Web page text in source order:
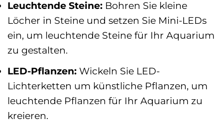
Leuchtende Steine: Bohren Sie kleine
Löcher in Steine und setzen Sie Mini-LEDs
ein, um leuchtende Steine für Ihr Aquarium
zu gestalten.
LED-Pflanzen: Wickeln Sie LED-
Lichterketten um künstliche Pflanzen, um
leuchtende Pflanzen für Ihr Aquarium zu
kreieren.